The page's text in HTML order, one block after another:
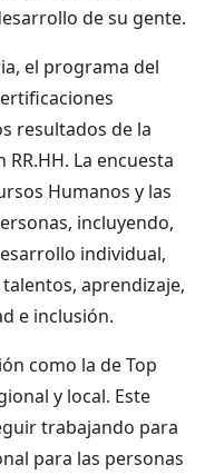
de su gente.
el programa del
resultados de la
La encuesta
Humanos y las
incluyendo,
individual,
aprendizaje,
e inclusión.
como la de Top
y local. Este
trabajando para
para las personas